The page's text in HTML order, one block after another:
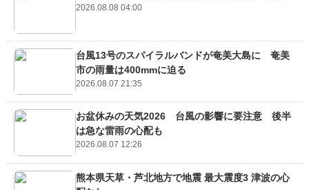
2026.08.08 04:00
台風13号のスパイラルバンドが奄美大島に 奄美
市の雨量は400mmに迫る
2026.08.07 21:35
お盆休みの天気2026 台風の影響に要注意 後半
は急な雷雨の心配も
2026.08.07 12:26
熊本県天草・芦北地方で地震 最大震度3 津波の心